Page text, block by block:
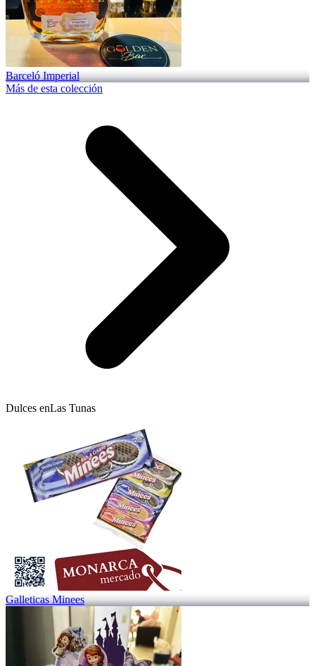
Barceló Imperial
Más de esta colección
Dulces enLas Tunas
Galleticas Minees